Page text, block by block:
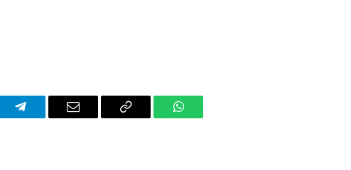
Telegram Email
Copy
WhatsApp